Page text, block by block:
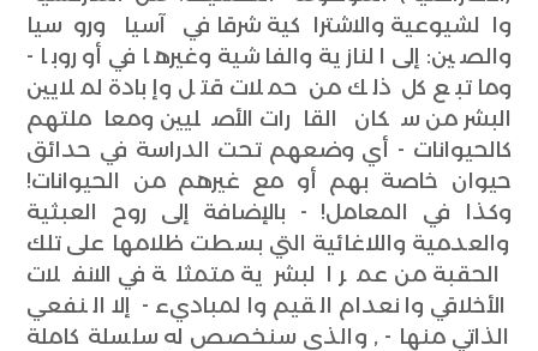
والشيوعية والاشتراكية شرقا في آسيا وروسيا
والصين: إلى النازية والفاشية وغيرها في أوروبا -
وما تبع كل ذلك من حملات قتل وإبادة لملايين
البشر من سكان القارات الأصليين ومعاملتهم
كالحيوانات - أي وضعهم تحت الدراسة في حدائق
حيوان خاصة بهم أو مع غيرهم من الحيوانات!
وكذا في المعامل! - بالإضافة إلى روح العبثية
والعدمية واللاغائية التي بسطت ظلامها على تلك
الحقبة من عمر البشرية متمثلة في الانفلات
الأخلاقي وانعدام القيم والمباديء - إلا النفعي
الذاتي منها - , والذي سنخصص له سلسلة كاملة